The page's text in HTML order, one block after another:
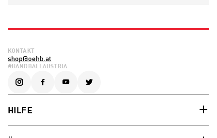
KONTAKT
shop@oehb.at
#HANDBALLAUSTRIA
HILFE